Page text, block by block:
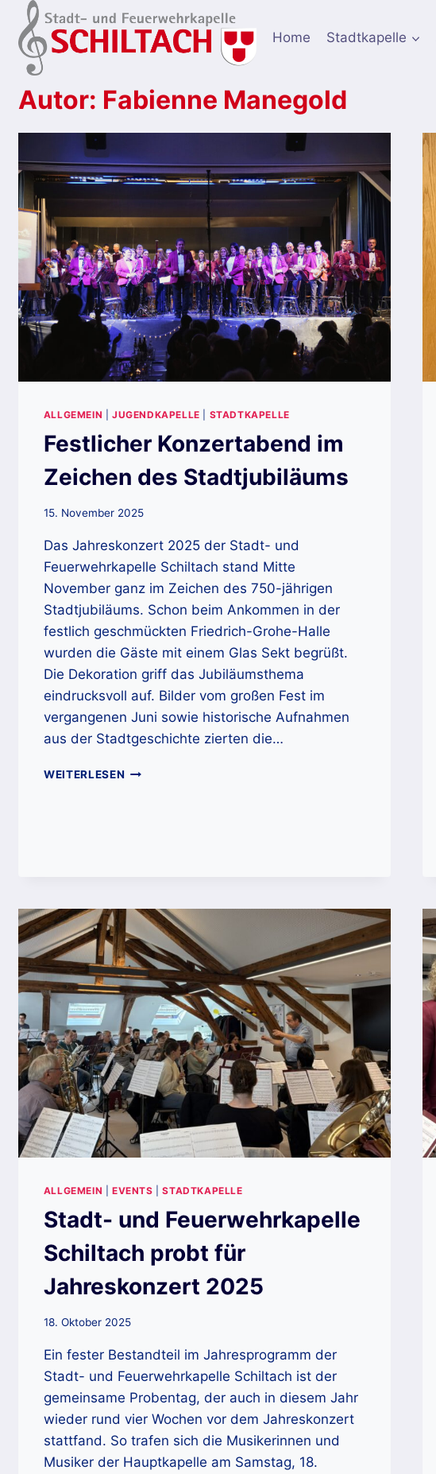
Zum
Inhalt
springen
Home Stadtkapelle
Autor: Fabienne Manegold
ALLGEMEIN |JUGENDKAPELLE STADTKAPELLE
Festlicher Konzertabend im
Zeichen des Stadtjubiläums
15. November 2025
Das Jahreskonzert 2025 der Stadt- und
Feuerwehrkapelle Schiltach stand Mitte
November ganz im Zeichen des 750-jährigen
Stadtjubiläums. Schon beim Ankommen in der
festlich geschmückten Friedrich-Grohe-Halle
wurden die Gäste mit einem Glas Sekt begrüßt.
Die Dekoration griff das Jubiläumsthema
eindrucksvoll auf. Bilder vom großen Fest im
vergangenen Juni sowie historische Aufnahmen
aus der Stadtgeschichte zierten die…
WEITERLESENFESTLICHER
ALLGEMEIN |EVENTS |STADTKAPELLE
Stadt- und Feuerwehrkapelle
Schiltach probt für
Jahreskonzert 2025
18. Oktober 2025
Ein fester Bestandteil im Jahresprogramm der
Stadt- und Feuerwehrkapelle Schiltach ist der
gemeinsame Probentag, der auch in diesem Jahr
wieder rund vier Wochen vor dem Jahreskonzert
stattfand. So trafen sich die Musikerinnen und
Musiker der Hauptkapelle am Samstag, 18.